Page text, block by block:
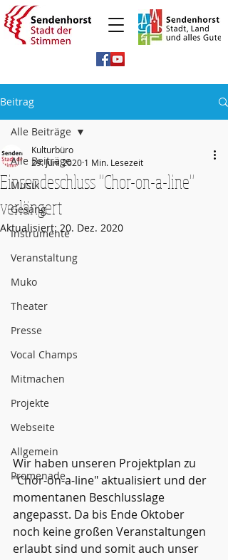
Beitrag
Alle Beiträge
Musik
Gesang
Instrumente
Veranstaltung
Muko
Theater
Presse
Vocal Champs
Mitmachen
Projekte
Webseite
Allgemein
Promenade
Alle Beiträge
Einsendeschluss "Chor-on-a-line"
verlängert
Kulturbüro
29. Juni 2020 1 Min. Lesezeit
Aktualisiert: 20. Dez. 2020
Wir haben unseren Projektplan zu
"Chor-on-a-line" aktualisiert und der
momentanen Beschlusslage
angepasst. Da bis Ende Oktober
noch keine großen Veranstaltungen
erlaubt sind und somit auch unser